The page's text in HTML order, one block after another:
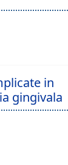
in
gingivala